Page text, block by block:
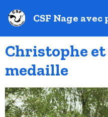
CSF Nage avec
Christophe et
medaille